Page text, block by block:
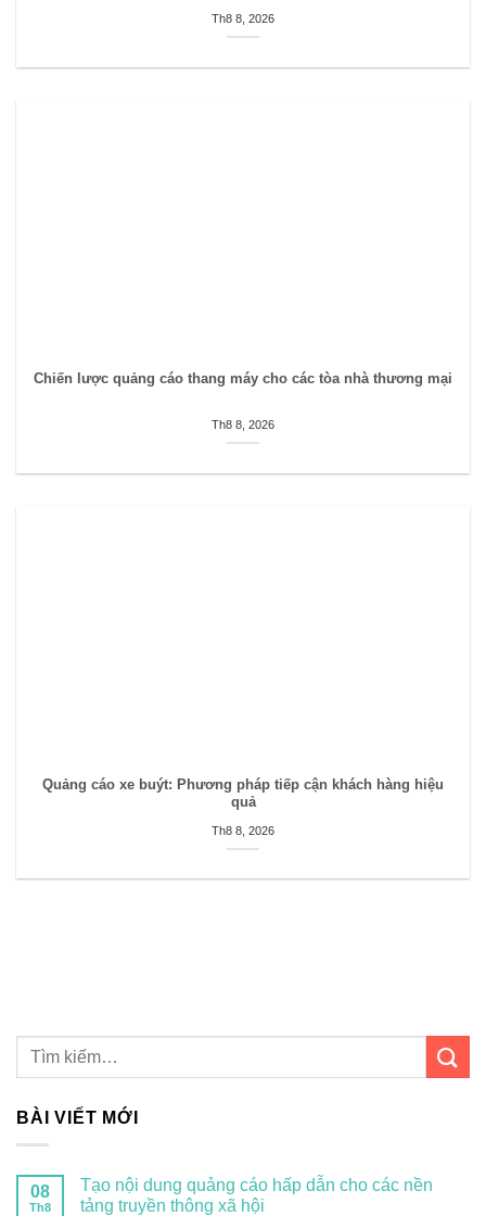
Th8 8, 2026
Chiến lược quảng cáo thang máy cho các tòa nhà thương mại
Th8 8, 2026
Quảng cáo xe buýt: Phương pháp tiếp cận khách hàng hiệu
quả
Th8 8, 2026
BÀI VIẾT MỚI
08
Th8
Tạo nội dung quảng cáo hấp dẫn cho các nền
tảng truyền thông xã hội